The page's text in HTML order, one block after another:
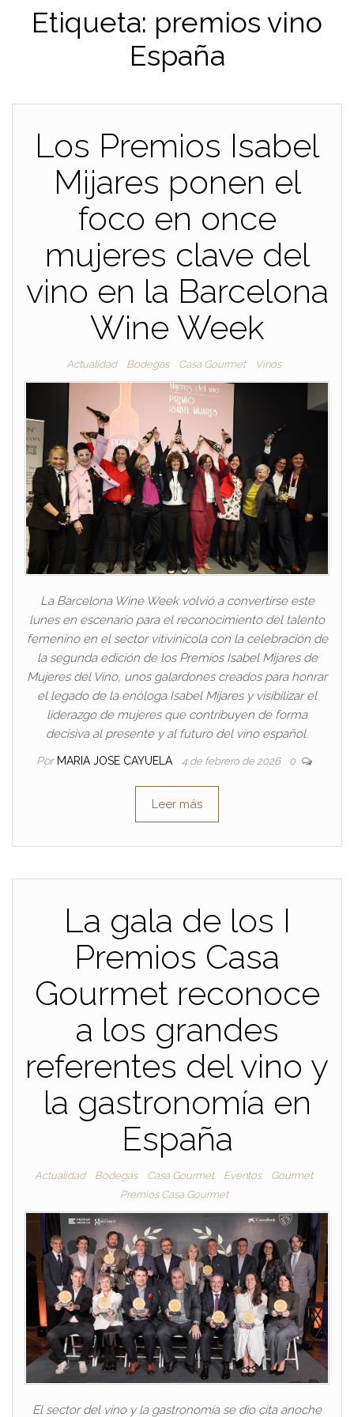
Etiqueta: premios vino
España
Los Premios Isabel
Mijares ponen el
foco en once
mujeres clave del
vino en la Barcelona
Wine Week
Actualidad Bodegas Casa Gourmet Vinos
La Barcelona Wine Week volvió a convertirse este
lunes en escenario para el reconocimiento del talento
femenino en el sector vitivinícola con la celebración de
la segunda edición de los Premios Isabel Mijares de
Mujeres del Vino, unos galardones creados para honrar
el legado de la enóloga Isabel Mijares y visibilizar el
liderazgo de mujeres que contribuyen de forma
decisiva al presente y al futuro del vino español.
Por MARIA JOSE CAYUELA 4 de febrero de 2026 0
Leer más
La gala de los I
Premios Casa
Gourmet reconoce
a los grandes
referentes del vino y
la gastronomía en
España
Actualidad Bodegas Casa Gourmet Eventos
Gourmet
Premios Casa Gourmet
El sector del vino y la gastronomía se dio cita anoche